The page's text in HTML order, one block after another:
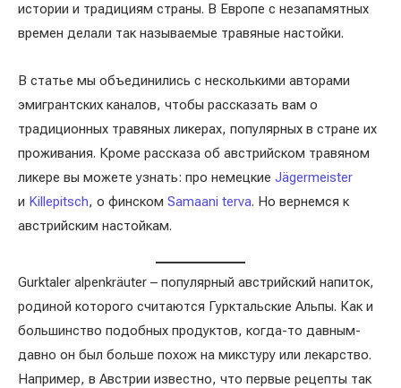
истории и традициям страны. В Европе с незапамятных
времен делали так называемые травяные настойки.
В статье мы объединились с несколькими авторами
эмигрантских каналов, чтобы рассказать вам о
традиционных травяных ликерах, популярных в стране их
проживания. Кроме рассказа об австрийском травяном
ликере вы можете узнать: про немецкие Jägermeister
и Killepitsch, о финском Samaani terva. Но вернемся к
австрийским настойкам.
Gurktaler alpenkräuter – популярный австрийский напиток,
родиной которого считаются Гурктальские Альпы. Как и
большинство подобных продуктов, когда-то давным-
давно он был больше похож на микстуру или лекарство.
Например, в Австрии известно, что первые рецепты так